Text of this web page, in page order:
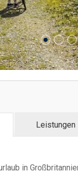
Leistungen
in